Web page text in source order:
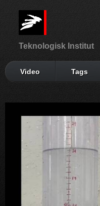
Teknologisk Institut
Video Tags